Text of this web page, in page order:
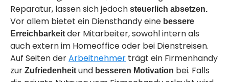
Reparatur, lassen sich jedoch steuerlich absetzen.
Vor allem bietet ein Diensthandy eine bessere
Erreichbarkeit der Mitarbeiter, sowohl intern als
auch extern im Homeoffice oder bei Dienstreisen.
Auf Seiten derArbeitnehmer trägt ein Firmenhandy
zur Zufriedenheit und besseren Motivation bei. Falls